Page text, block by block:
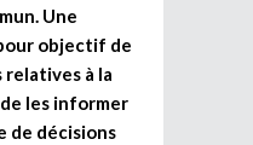
Une
objectif de
relatives à la
les informer
de décisions